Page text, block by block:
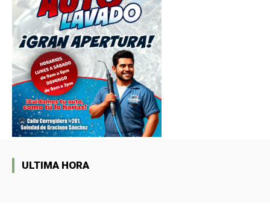
ULTIMA HORA